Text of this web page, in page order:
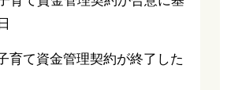
育て資金管理契約が終了した